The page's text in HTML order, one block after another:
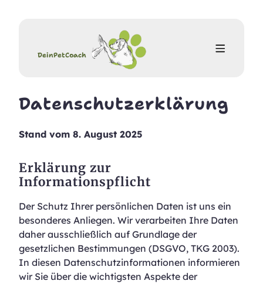
DeinPetCoach
Datenschutzerklärung
Stand vom 8. August 2025
Erklärung zur
Informationspflicht
Der Schutz Ihrer persönlichen Daten ist uns ein
besonderes Anliegen. Wir verarbeiten Ihre Daten
daher ausschließlich auf Grundlage der
gesetzlichen Bestimmungen (DSGVO, TKG 2003).
In diesen Datenschutzinformationen informieren
wir Sie über die wichtigsten Aspekte der